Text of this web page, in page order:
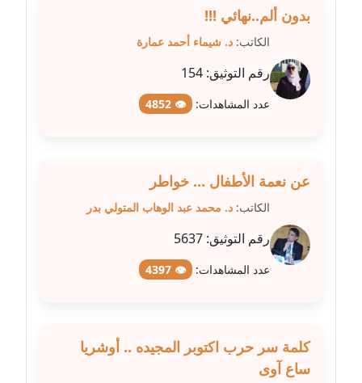
عاملة
عاملة
مدونة سهير عسكر
مدونة سوزان بهنسي
مدونة سوميه الالفي
مدونة شرف الدين محمد
عاملة
بدون ألم..نهائي !!!
الكاتب: د. شيماء أحمد عمارة
رقم التوثيق: 154
عدد المشاهدات: 👁 4852
عن نعمة الأطفال ... خواطر
الكاتب: د. محمد عبد الوهاب المتولي بدر
رقم التوثيق: 5637
عدد المشاهدات: 👁 4397
كلمة سر حرب اكتوبر المجيده .. أوشريا
ساع آوى